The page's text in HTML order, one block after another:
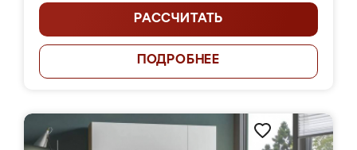
РАССЧИТАТЬ
ПОДРОБНЕЕ